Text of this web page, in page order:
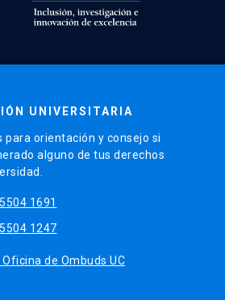
UNIVERSITARIA
para orientación y consejo si
alguno de tus derechos
1691
1247
Oficina de Ombuds UC